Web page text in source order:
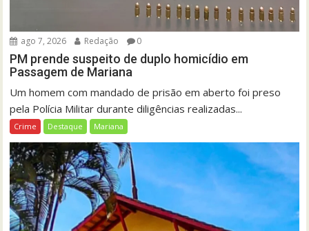
ago 7, 2026 Redação 0
PM prende suspeito de duplo homicídio em
Passagem de Mariana
Um homem com mandado de prisão em aberto foi preso
pela Polícia Militar durante diligências realizadas...
Crime Destaque Mariana